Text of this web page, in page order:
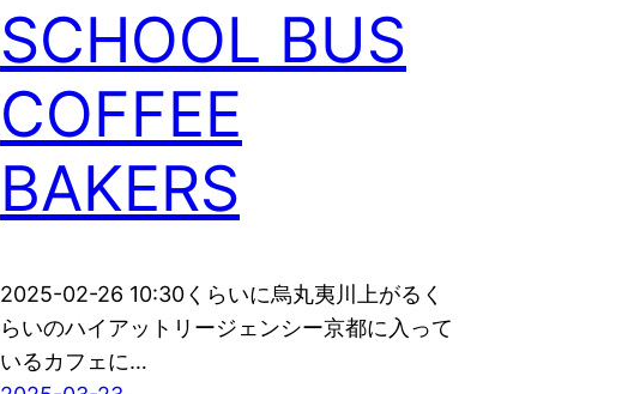
SCHOOL BUS
COFFEE
BAKERS
2025-02-26 10:30くらいに烏丸夷川上がるく
らいのハイアットリージェンシー京都に入って
いるカフェに…